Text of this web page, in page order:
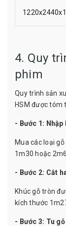
4. Quy
phim
Quy trình sản
HSM được tóm
- Bước 1: Nhập
Mua các loại
1m30 hoặc
- Bước 2: Cắt
Khúc gỗ tròn
kích thước
- Bước 3: Tu gỗ